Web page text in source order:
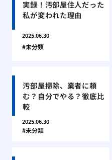
実録！汚部屋住人だった
私が変われた理由
2025.06.30
未分類
汚部屋掃除、業者に頼
む？自分でやる？徹底比
較
2025.06.30
未分類